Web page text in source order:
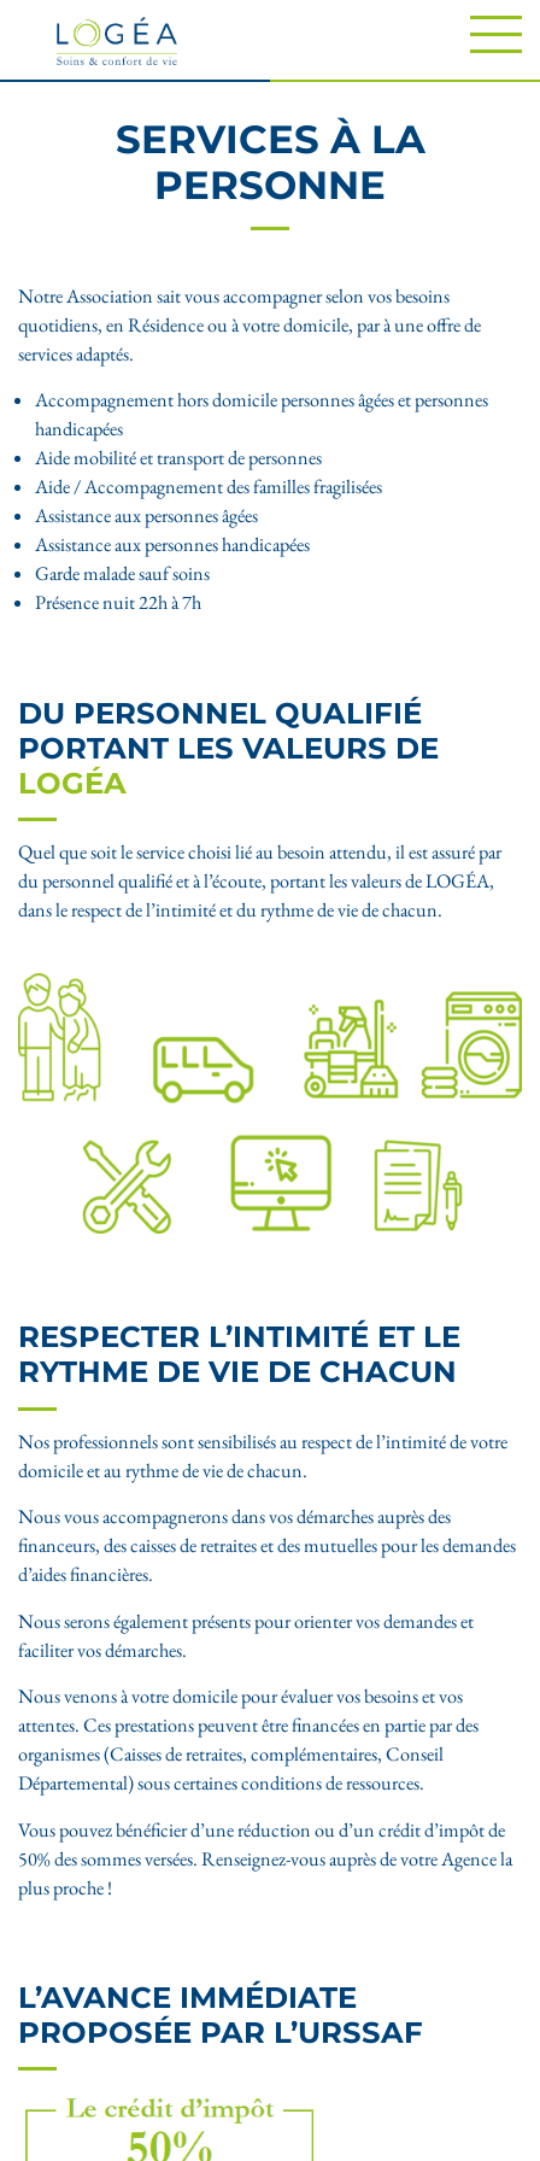
SERVICES À LA
PERSONNE
Notre Association sait vous accompagner selon vos besoins
quotidiens, en Résidence ou à votre domicile, par à une offre de
services adaptés.
Accompagnement hors domicile personnes âgées et personnes
handicapées
Aide mobilité et transport de personnes
Aide / Accompagnement des familles fragilisées
Assistance aux personnes âgées
Assistance aux personnes handicapées
Garde malade sauf soins
Présence nuit 22h à 7h
DU PERSONNEL QUALIFIÉ
PORTANT LES VALEURS DE
LOGÉA
Quel que soit le service choisi lié au besoin attendu, il est assuré par
du personnel qualifié et à l’écoute, portant les valeurs de LOGÉA,
dans le respect de l’intimité et du rythme de vie de chacun.
RESPECTER L’INTIMITÉ ET LE
RYTHME DE VIE DE CHACUN
Nos professionnels sont sensibilisés au respect de l’intimité de votre
domicile et au rythme de vie de chacun.
Nous vous accompagnerons dans vos démarches auprès des
financeurs, des caisses de retraites et des mutuelles pour les demandes
d’aides financières.
Nous serons également présents pour orienter vos demandes et
faciliter vos démarches.
Nous venons à votre domicile pour évaluer vos besoins et vos
attentes. Ces prestations peuvent être financées en partie par des
organismes (Caisses de retraites, complémentaires, Conseil
Départemental) sous certaines conditions de ressources.
Vous pouvez bénéficier d’une réduction ou d’un crédit d’impôt de
50% des sommes versées. Renseignez-vous auprès de votre Agence la
plus proche !
L’AVANCE IMMÉDIATE
PROPOSÉE PAR L’URSSAF